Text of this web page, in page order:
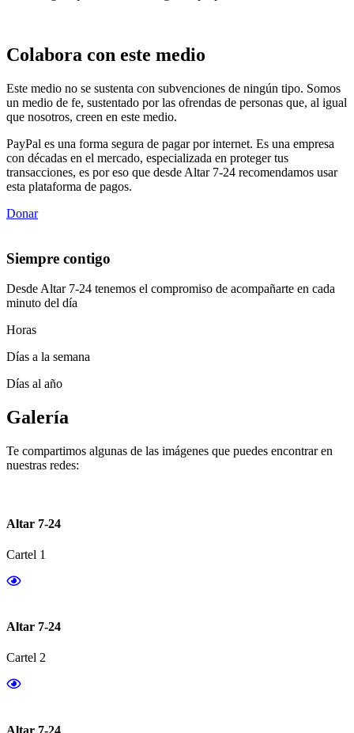
Colabora con este medio
Este medio no se sustenta con subvenciones de ningún tipo. Somos
un medio de fe, sustentado por las ofrendas de personas que, al igual
que nosotros, creen en este medio.
PayPal es una forma segura de pagar por internet. Es una empresa
con décadas en el mercado, especializada en proteger tus
transacciones, es por eso que desde Altar 7-24 recomendamos usar
esta plataforma de pagos.
Donar
Siempre contigo
Desde Altar 7-24 tenemos el compromiso de acompañarte en cada
minuto del día
Horas
Días a la semana
Días al año
Galería
Te compartimos algunas de las imágenes que puedes encontrar en
nuestras redes:
Altar 7-24
Cartel 1
Altar 7-24
Cartel 2
Altar 7-24